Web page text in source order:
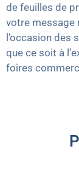
de feuilles de
votre message
l’occasion des
que ce soit à
foires